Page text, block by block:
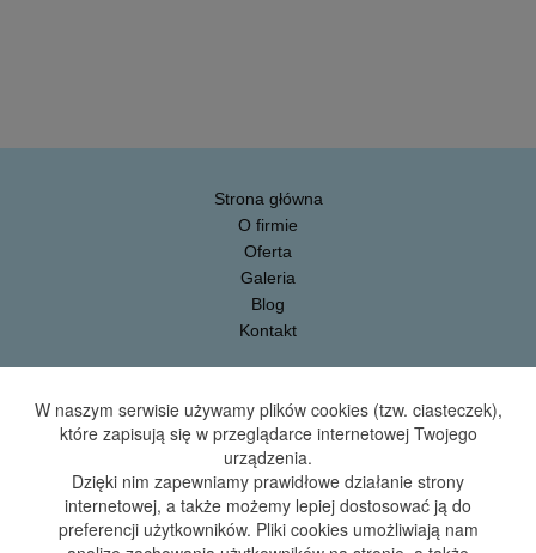
Strona główna
O firmie
Oferta
Galeria
Blog
Kontakt
ul. Monterów 2/4
85-800 Bydgoszcz
ul. Kapuściska 2
85-807 Bydgoszcz
tel.
+48 509 191 094
W naszym serwisie używamy plików cookies (tzw. ciasteczek),
które zapisują się w przeglądarce internetowej Twojego
urządzenia.
Dzięki nim zapewniamy prawidłowe działanie strony
internetowej, a także możemy lepiej dostosować ją do
preferencji użytkowników. Pliki cookies umożliwiają nam